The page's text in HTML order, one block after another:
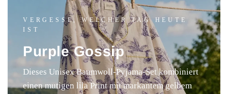
VERGESSE, WELCHER TAG HEUTE
IST
Purple Gossip
Dieses Unisex Baumwoll-Pyjama-Set kombiniert
einen mutigen lila Print mit markantem gelbem